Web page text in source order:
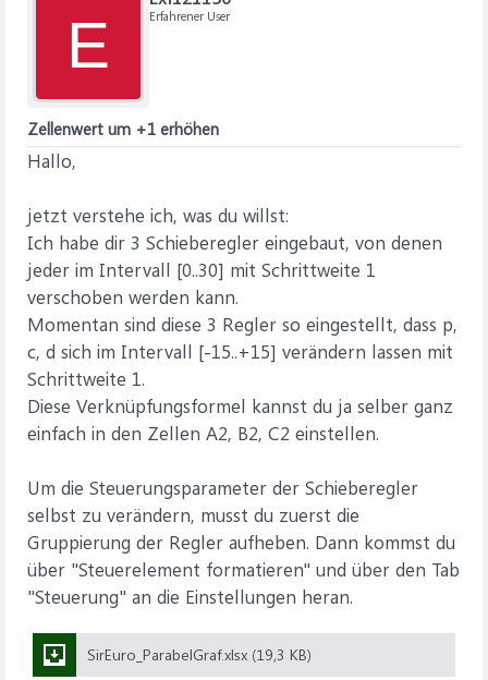
E Erfahrener User
Zellenwert um +1 erhöhen
Hallo,
jetzt verstehe ich, was du willst:
Ich habe dir 3 Schieberegler eingebaut, von denen
jeder im Intervall [0..30] mit Schrittweite 1
verschoben werden kann.
Momentan sind diese 3 Regler so eingestellt, dass p,
c, d sich im Intervall [-15..+15] verändern lassen mit
Schrittweite 1.
Diese Verknüpfungsformel kannst du ja selber ganz
einfach in den Zellen A2, B2, C2 einstellen.
Um die Steuerungsparameter der Schieberegler
selbst zu verändern, musst du zuerst die
Gruppierung der Regler aufheben. Dann kommst du
über "Steuerelement formatieren" und über den Tab
"Steuerung" an die Einstellungen heran.
SirEuro_ParabelGraf.xlsx (19,3 KB)